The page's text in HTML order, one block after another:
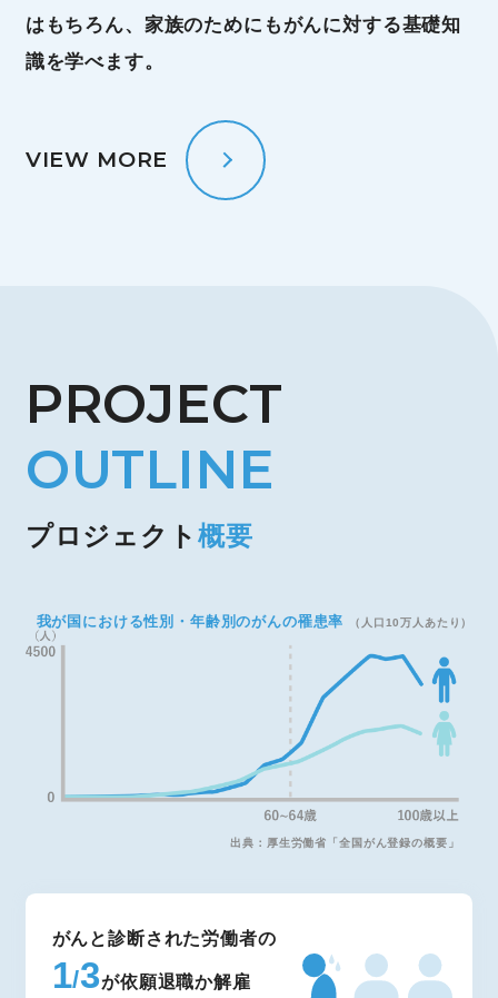
はもちろん、家族のためにもがんに対する基礎知
識を学べます。
VIEW MORE
PROJECT
OUTLINE
プロジェクト 概要
我が国における性別・年齢別のがんの罹患率 （人口10万人あたり）
出典：厚生労働省「全国がん登録の概要」
がんと診断された労働者の
1/3が依願退職か解雇